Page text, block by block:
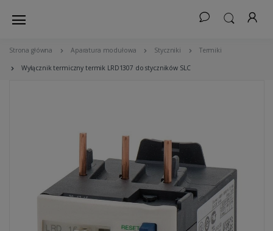
Strona główna Aparatura modułowa Styczniki Termiki
Wyłącznik termiczny termik LRD1307 do styczników SLC